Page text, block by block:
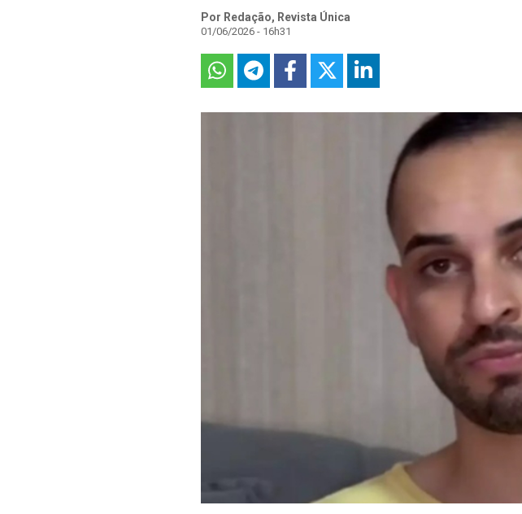
Por Redação, Revista Única
01/06/2026 - 16h31